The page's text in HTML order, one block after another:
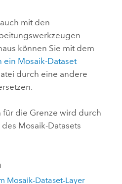
mit den
können Sie mit dem
ein Mosaik-Dataset
durch eine andere
für die Grenze wird durch
Mosaik-Datasets
Mosaik-Dataset-Layer